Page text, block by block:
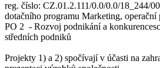
reg. číslo: CZ.01.2.111/0.0/0.0/18_244/
dotačního programu Marketing, operační
PO 2 - Rozvoj podnikání a
středních podniků
Projekty 1) a 2) spočívají v účasti na